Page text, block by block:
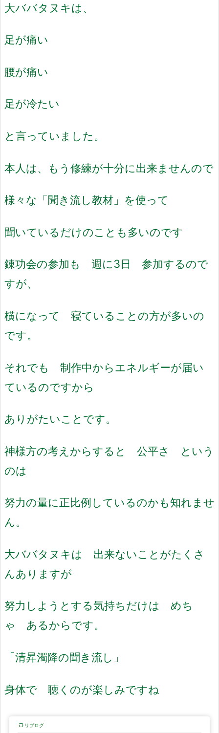
大ババタヌキは、
足が痛い
腰が痛い
足が冷たい
と言っていました。
本人は、もう修練が十分に出来ませんので
様々な「聞き流し教材」を使って
聞いているだけのことも多いのです
錬功会の参加も 週に3日 参加するので
すが、
横になって 寝ていることの方が多いの
です。
それでも 制作中からエネルギーが届い
ているのですから
ありがたいことです。
神様方の考えからすると 公平さ という
のは
努力の量に正比例しているのかも知れませ
ん。
大ババタヌキは 出来ないことがたくさ
んありますが
努力しようとする気持ちだけは めち
ゃ あるからです。
「清昇濁降の聞き流し」
身体で 聴くのが楽しみですね